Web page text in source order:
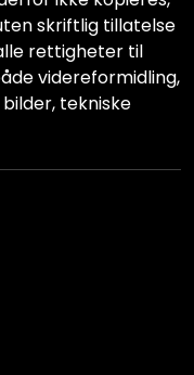
skriftlig tillatelse
rettigheter til
videreformidling,
tekniske